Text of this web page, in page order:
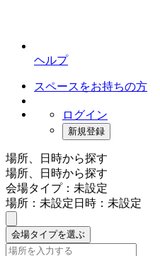
ヘルプ
スペースをお持ちの方
ログイン
新規登録
場所、日時から探す
場所、日時から探す
会場タイプ：未設定
場所：未設定日時：未設定
会場タイプを選ぶ